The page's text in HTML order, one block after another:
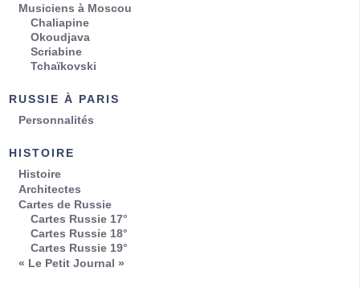
Musiciens à Moscou
Chaliapine
Okoudjava
Scriabine
Tchaïkovski
RUSSIE À PARIS
Personnalités
HISTOIRE
Histoire
Architectes
Cartes de Russie
Cartes Russie 17°
Cartes Russie 18°
Cartes Russie 19°
« Le Petit Journal »